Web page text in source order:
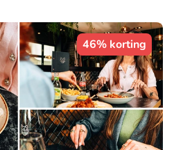
46% korting